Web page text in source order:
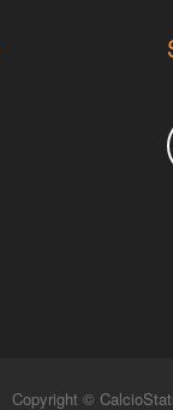
Copyright ©